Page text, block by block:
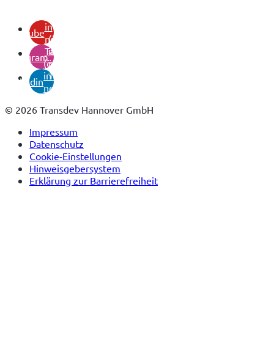
youtubein
neuem
Tab)
instagram
(öffnet
in
neuem
Tab)
linkedin
(öffnet
in
neuem
© 2026 Transdev Hannover GmbH
Impressum
Datenschutz
Cookie-Einstellungen
Hinweisgebersystem
Erklärung zur Barrierefreiheit